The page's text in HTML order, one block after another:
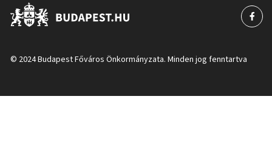
© 2024 Budapest Főváros Önkormányzata. Minden jog fenntartva